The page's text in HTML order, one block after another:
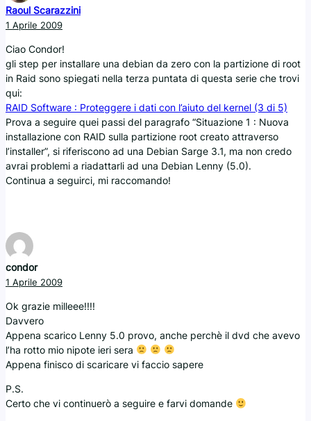
Raoul Scarazzini
1 Aprile 2009
Ciao Condor!
gli step per installare una debian da zero con la partizione di root
in Raid sono spiegati nella terza puntata di questa serie che trovi
qui:
RAID Software : Proteggere i dati con l’aiuto del kernel (3 di 5)
Prova a seguire quei passi del paragrafo “Situazione 1 : Nuova
installazione con RAID sulla partizione root creato attraverso
l’installer”, si riferiscono ad una Debian Sarge 3.1, ma non credo
avrai problemi a riadattarli ad una Debian Lenny (5.0).
Continua a seguirci, mi raccomando!
condor
1 Aprile 2009
Ok grazie milleee!!!!
Davvero
Appena scarico Lenny 5.0 provo, anche perchè il dvd che avevo
l’ha rotto mio nipote ieri sera
Appena finisco di scaricare vi faccio sapere
P.S.
Certo che vi continuerò a seguire e farvi domande